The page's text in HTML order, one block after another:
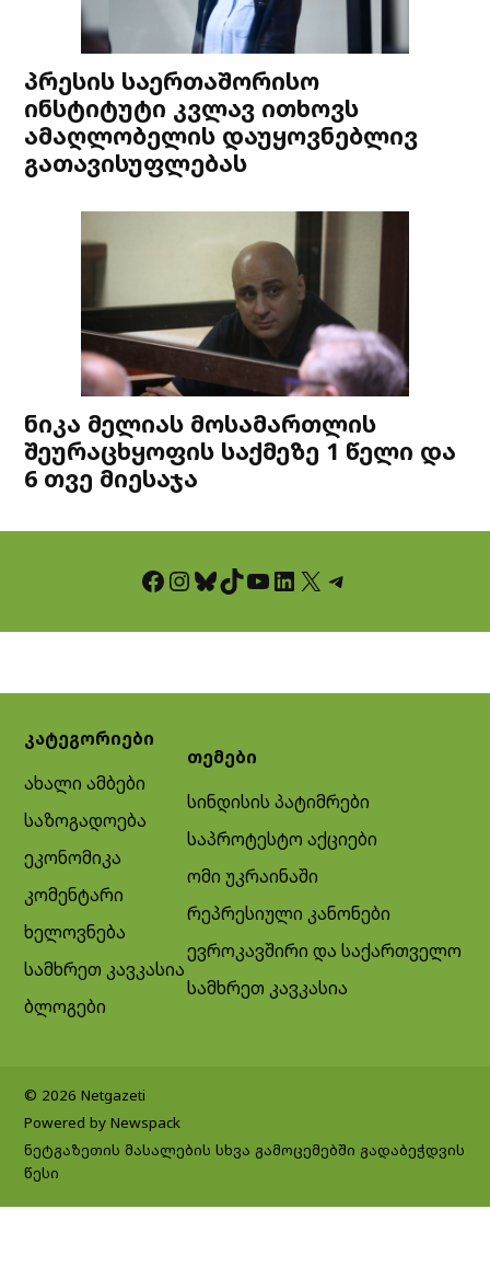
პრესის საერთაშორისო
ინსტიტუტი კვლავ ითხოვს
ამაღლობელის დაუყოვნებლივ
გათავისუფლებას
ნიკა მელიას მოსამართლის
შეურაცხყოფის საქმეზე 1 წელი და
6 თვე მიესაჯა
Facebook InstagramBluesky TikTok YouTube LinkedIn X Telegram
კატეგორიები
ახალი ამბები
საზოგადოება
ეკონომიკა
კომენტარი
ხელოვნება
სამხრეთ კავკასია
ბლოგები
თემები
სინდისის პატიმრები
საპროტესტო აქციები
ომი უკრაინაში
რეპრესიული კანონები
ევროკავშირი და საქართველო
სამხრეთ კავკასია
© 2026 Netgazeti
Powered by Newspack
ნეტგაზეთის მასალების სხვა გამოცემებში გადაბეჭდვის
წესი